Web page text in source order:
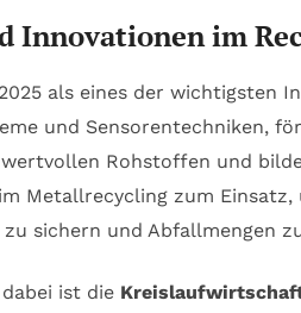
Innovationen im
als eines der wichtigsten
und Sensorentechniken,
wertvollen Rohstoffen und
Metallrecycling zum
sichern und Abfallmengen
ist die